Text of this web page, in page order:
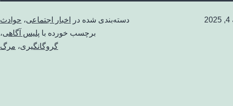
دسته‌بندی شده در اخبار اجتماعی، حوادث
برچسب خورده با پلیس آگاهی،
گروگانگیری، مرگ